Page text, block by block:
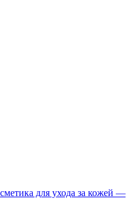
для ухода за кожей —